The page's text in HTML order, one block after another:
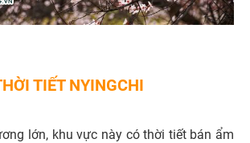
TIẾT NYINGCHI
lớn, khu vực này có thời tiết bán ẩm